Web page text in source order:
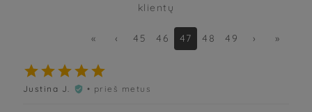
klientų
« ‹ 45 46 47 48 49 › »

Justina J.  • prieš metus